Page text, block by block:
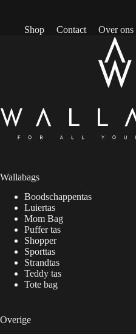
Shop Contact Over ons
Wallabags
Boodschappentas
Luiertas
Mom Bag
Puffer tas
Shopper
Sporttas
Strandtas
Teddy tas
Tote bag
Overige